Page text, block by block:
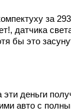
за
датчика
бы это
эти деньги
авто с